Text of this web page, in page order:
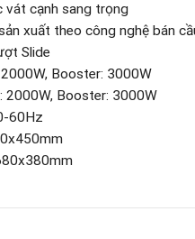
vát cạnh sang trọng
xuất theo công nghệ bán
Slide
Booster: 3000W
2000W, Booster: 3000W
60Hz